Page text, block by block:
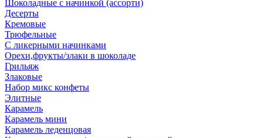
Шоколадные с начинкой (ассорти)
Десерты
Кремовые
Трюфельные
С ликерными начинками
Орехи,фрукты/злаки в шоколаде
Грильяж
Злаковые
Набор микс конфеты
Элитные
Карамель
Карамель мини
Карамель леденцовая